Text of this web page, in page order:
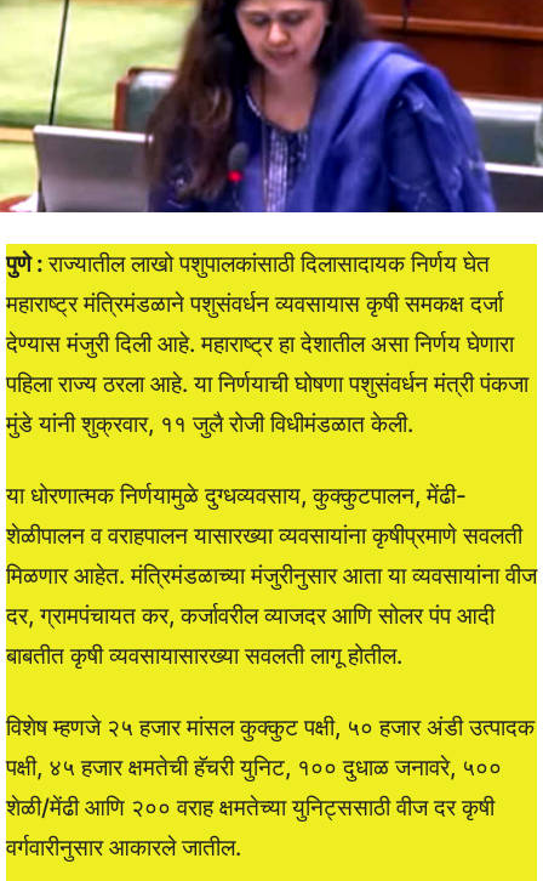
पुणे :राज्यातील लाखो पशुपालकांसाठी दिलासादायक निर्णय घेत
महाराष्ट्र मंत्रिमंडळाने पशुसंवर्धन व्यवसायास कृषी समकक्ष दर्जा
देण्यास मंजुरी दिली आहे. महाराष्ट्र हा देशातील असा निर्णय घेणारा
पहिला राज्य ठरला आहे. या निर्णयाची घोषणा पशुसंवर्धन मंत्री पंकजा
मुंडे यांनी शुक्रवार, ११ जुलै रोजी विधीमंडळात केली.
या धोरणात्मक निर्णयामुळे दुग्धव्यवसाय, कुक्कुटपालन, मेंढी-
शेळीपालन व वराहपालन यासारख्या व्यवसायांना कृषीप्रमाणे सवलती
मिळणार आहेत. मंत्रिमंडळाच्या मंजुरीनुसार आता या व्यवसायांना वीज
दर, ग्रामपंचायत कर, कर्जावरील व्याजदर आणि सोलर पंप आदी
बाबतीत कृषी व्यवसायासारख्या सवलती लागू होतील.
विशेष म्हणजे २५ हजार मांसल कुक्कुट पक्षी, ५० हजार अंडी उत्पादक
पक्षी, ४५ हजार क्षमतेची हॅचरी युनिट, १०० दुधाळ जनावरे, ५००
शेळी/मेंढी आणि २०० वराह क्षमतेच्या युनिट्ससाठी वीज दर कृषी
वर्गवारीनुसार आकारले जातील.